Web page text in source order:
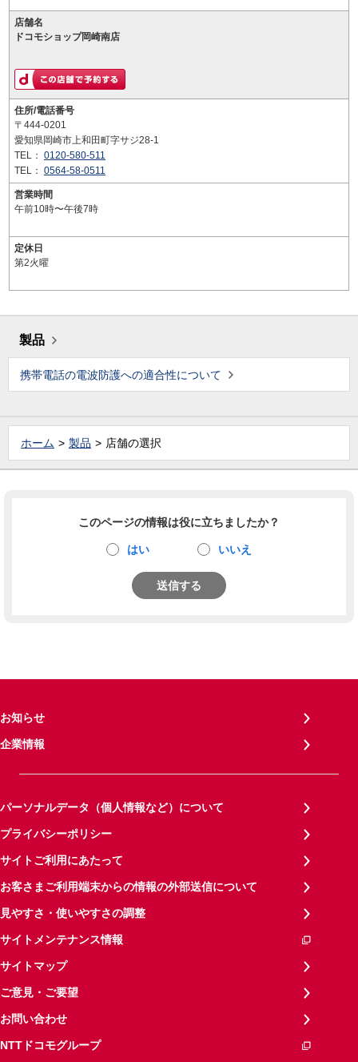
店舗名
ドコモショップ岡崎南店
住所/電話番号
〒444-0201
愛知県岡崎市上和田町字サジ28-1
TEL： 0120-580-511
TEL： 0564-58-0511
営業時間
午前10時〜午後7時
定休日
第2火曜
製品
携帯電話の電波防護への適合性について
ホーム 製品 店舗の選択
このページの情報は役に立ちましたか？
はい いいえ
送信する
お知らせ
企業情報
パーソナルデータ（個人情報など）について
プライバシーポリシー
サイトご利用にあたって
お客さまご利用端末からの情報の外部送信について
見やすさ・使いやすさの調整
サイトメンテナンス情報
サイトマップ
ご意見・ご要望
お問い合わせ
NTTドコモグループ